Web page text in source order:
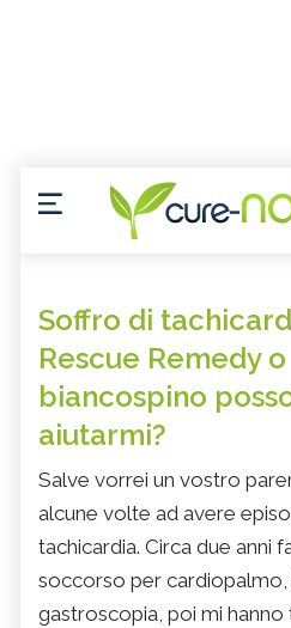
Soffro di
Rescue Remedy o
biancospino
aiutarmi?
Salve vorrei un vostro
alcune volte ad avere
tachicardia. Circa due anni
soccorso per cardiopalmo,
gastroscopia, poi mi